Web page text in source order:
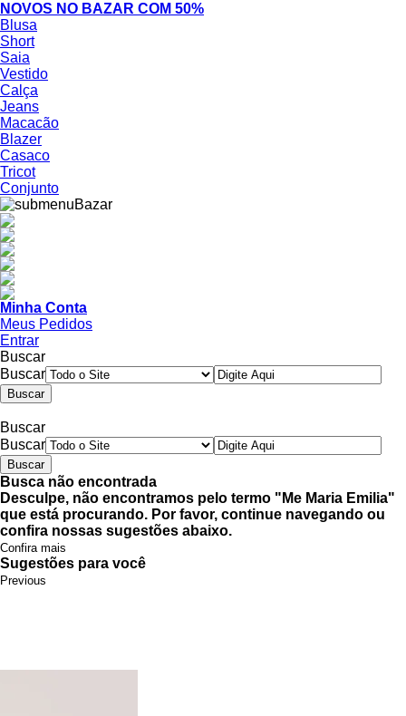
NOVOS NO BAZAR COM 50%
Blusa
Short
Saia
Vestido
Calça
Jeans
Macacão
Blazer
Casaco
Tricot
Conjunto
Minha Conta
Meus Pedidos
Entrar
Buscar
Buscar
Buscar
Buscar
Busca não encontrada
Desculpe, não encontramos pelo termo "Me Maria Emilia"
que está procurando. Por favor, continue navegando ou
confira nossas sugestões abaixo.
Confira mais
Sugestões para você
Previous